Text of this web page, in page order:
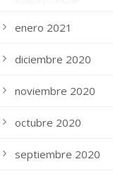
enero 2021
diciembre 2020
noviembre 2020
octubre 2020
septiembre 2020